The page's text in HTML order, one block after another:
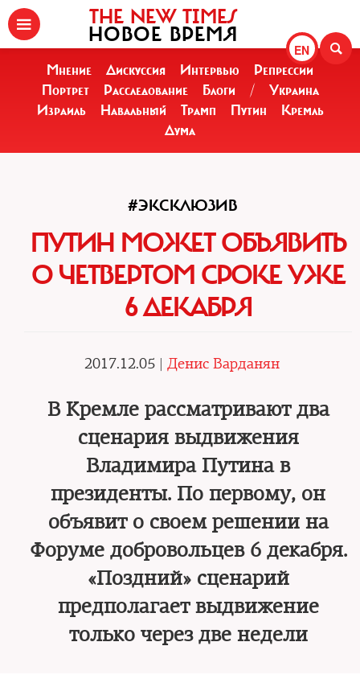
EN
THE NEW TIMES
НОВОЕ ВРЕМЯ
Мнение Дискуссия Интервью
Репрессии
Портрет
Расследование Блоги /
Украина
Израиль
Навальный Трамп Путин
Кремль
Дума
#ЭКСКЛЮЗИВ
ПУТИН МОЖЕТ ОБЪЯВИТЬ
О ЧЕТВЕРТОМ СРОКЕ УЖЕ
6 ДЕКАБРЯ
2017.12.05 | Денис Варданян
В Кремле рассматривают два
сценария выдвижения
Владимира Путина в
президенты. По первому, он
объявит о своем решении на
Форуме добровольцев 6 декабря.
«Поздний» сценарий
предполагает выдвижение
только через две недели